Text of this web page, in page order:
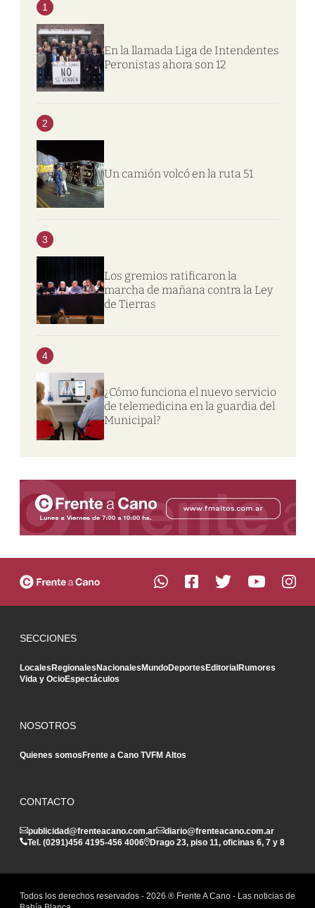
1
En la llamada Liga de Intendentes
Peronistas ahora son 12
2
Un camión volcó en la ruta 51
3
Los gremios ratificaron la
marcha de mañana contra la Ley
de Tierras
4
¿Cómo funciona el nuevo servicio
de telemedicina en la guardia del
Municipal?
SECCIONES
LocalesRegionalesNacionalesMundoDeportesEditorialRumores
Vida y OcioEspectáculos
NOSOTROS
Quienes somosFrente a Cano TVFM Altos
CONTACTO
publicidad@frenteacano.com.ar
diario@frenteacano.com.ar
Tel. (0291)456 4195-456 4006 Drago 23, piso 11, oficinas 6, 7 y 8
Todos los derechos reservados - 2026 ® Frente A Cano - Las noticias de